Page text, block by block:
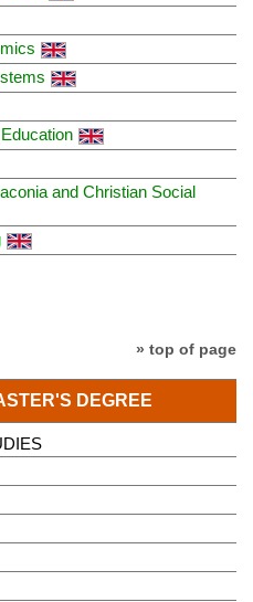
and Christian Social
» top of page
DEGREE